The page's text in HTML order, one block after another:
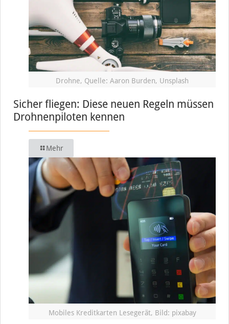
Drohne, Quelle: Aaron Burden, Unsplash
Sicher fliegen: Diese neuen Regeln müssen
Drohnenpiloten kennen
Mehr
Mobiles Kreditkarten Lesegerät, Bild: pixabay